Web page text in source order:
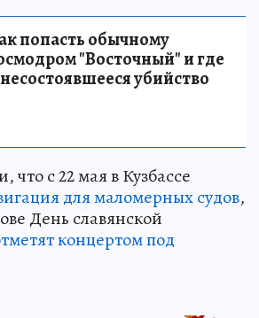
попасть обычному
"Восточный" и где
убийство
что с 22 мая в Кузбассе
для маломерных судов,
День славянской
концертом под